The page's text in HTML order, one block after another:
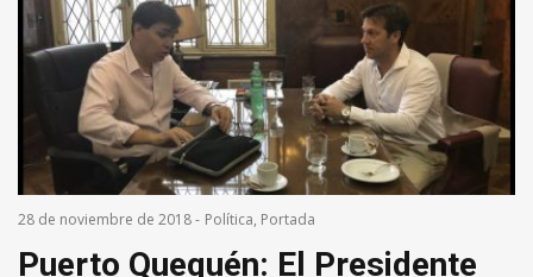
28 de noviembre de 2018- Política, Portada
Puerto Quequén: El Presidente